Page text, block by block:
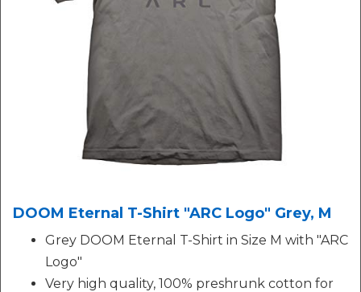
DOOM Eternal T-Shirt "ARC Logo" Grey, M
Grey DOOM Eternal T-Shirt in Size M with "ARC
Logo"
Very high quality, 100% preshrunk cotton for